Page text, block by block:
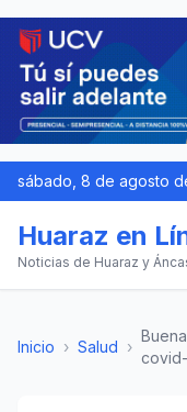
sábado, 8 de agosto
Huaraz en
Noticias de Huaraz y
Inicio › Salud ›
covid-